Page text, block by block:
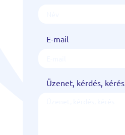
E-mail
Üzenet, kérdés, kérés